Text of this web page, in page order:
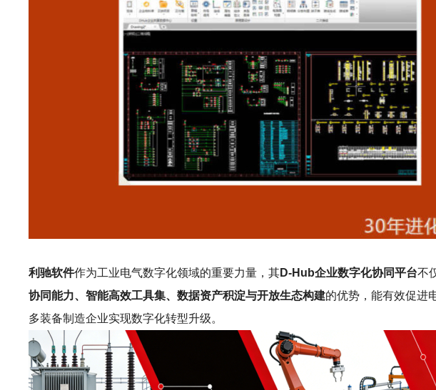
利驰软件作为工业电气数字化领域的重要力量，其D-Hub企业数字化协同平台不
协同能力、智能高效工具集、数据资产积淀与开放生态构建的优势，能有效促进
多装备制造企业实现数字化转型升级。